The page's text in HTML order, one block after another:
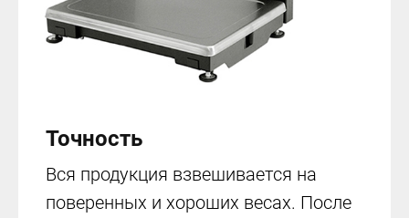
Точность
Вся продукция взвешивается на
поверенных и хороших весах. После